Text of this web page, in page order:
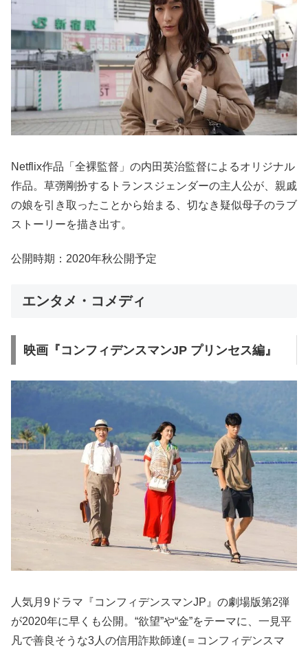
Netflix作品「全裸監督」の内田英治監督によるオリジナル
作品。草彅剛扮するトランスジェンダーの主人公が、親戚
の娘を引き取ったことから始まる、切なき疑似母子のラブ
ストーリーを描き出す。
公開時期：2020年秋公開予定
エンタメ・コメディ
映画『コンフィデンスマンJP プリンセス編』
人気月9ドラマ『コンフィデンスマンJP』の劇場版第2弾
が2020年に早くも公開。“欲望”や“金”をテーマに、一見平
凡で善良そうな3人の信用詐欺師達(＝コンフィデンスマ